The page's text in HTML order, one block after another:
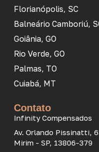
Florianópolis, SC
Balneário Camboriú,
Goiânia, GO
Rio Verde, GO
Palmas, TO
Cuiabá, MT
Contato
Infinity Compensados
Av. Orlando Pissinatti,
Mirim - SP, 13806-379